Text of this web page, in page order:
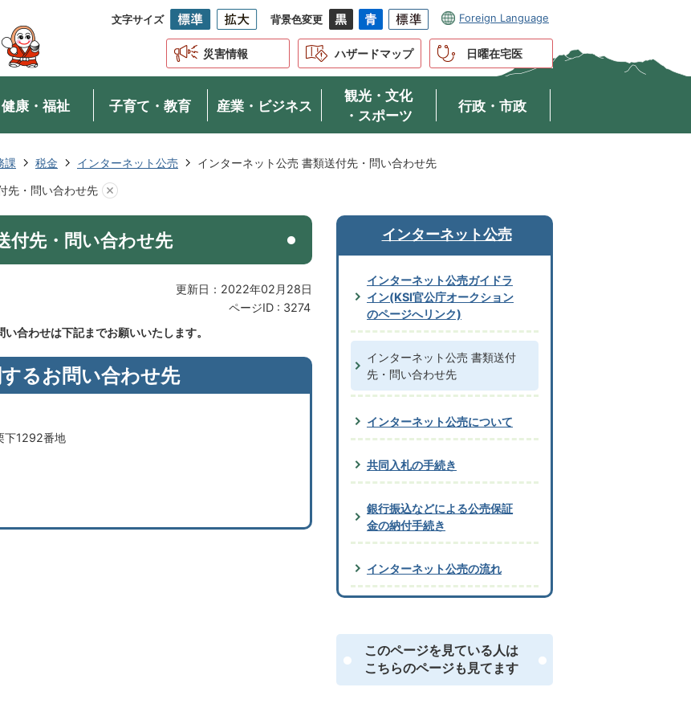
文字サイズ 背景色変更 Foreign Language
災害情報 ハザードマップ 日曜在宅医
健康・福祉 子育て・教育 産業・ビジネス
観光・文化
・スポーツ
行政・市政
課 税金 インターネット公売
インターネット公売 書類送付先・問い合わせ先
先・問い合わせ先
付先・問い合わせ先
更新日：2022年02月28日
ページID : 3274
合わせは下記までお願いいたします。
るお問い合わせ先
下1292番地
インターネット公売
インターネット公売ガイドラ
イン(KSI官公庁オークション
のページへリンク)
インターネット公売 書類送付
先・問い合わせ先
インターネット公売について
共同入札の手続き
銀行振込などによる公売保証
金の納付手続き
インターネット公売の流れ
このページを見ている人は
こちらのページも見てます